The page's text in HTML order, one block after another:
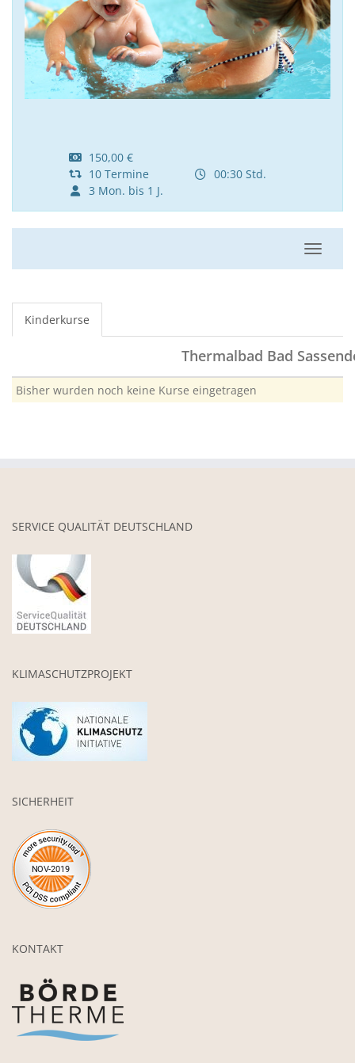
150,00 €
10 Termine
00:30 Std.
3 Mon. bis 1 J.
Kinderkurse
Thermalbad Bad
Bisher wurden noch keine Kurse eingetragen
SERVICE QUALITÄT DEUTSCHLAND
KLIMASCHUTZPROJEKT
SICHERHEIT
KONTAKT